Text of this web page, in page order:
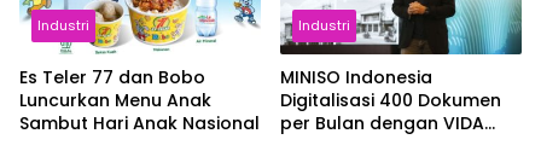
Industri
Es Teler 77 dan Bobo
Luncurkan Menu Anak
Sambut Hari Anak Nasional
Industri
MINISO Indonesia
Digitalisasi 400 Dokumen
per Bulan dengan VIDA